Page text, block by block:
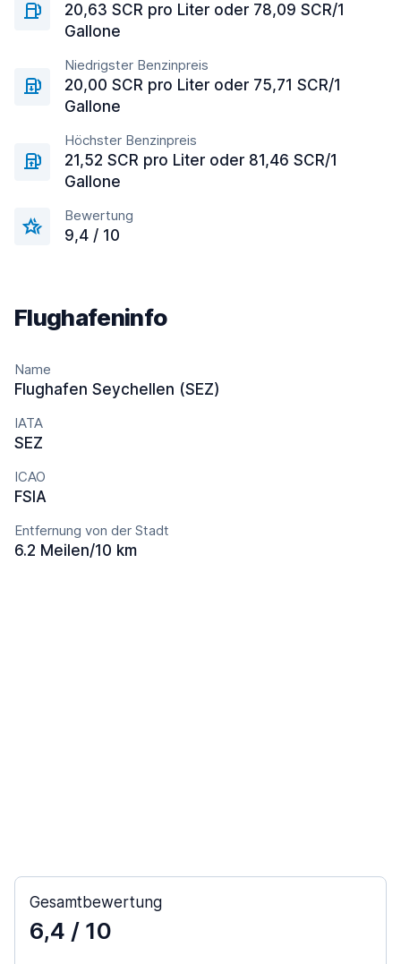
20,63 SCR pro Liter oder 78,09 SCR/1
Gallone
Niedrigster Benzinpreis
20,00 SCR pro Liter oder 75,71 SCR/1
Gallone
Höchster Benzinpreis
21,52 SCR pro Liter oder 81,46 SCR/1
Gallone
Bewertung
9,4 / 10
Flughafeninfo
Name
Flughafen Seychellen (SEZ)
IATA
SEZ
ICAO
FSIA
Entfernung von der Stadt
6.2 Meilen/10 km
Gesamtbewertung
6,4 / 10